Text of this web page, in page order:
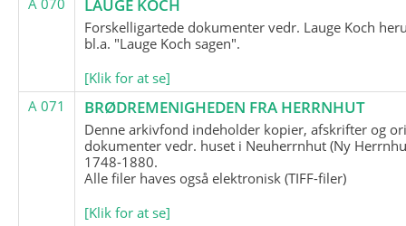
LAUGE KOCH
Forskelligartede dokumenter vedr. Lauge Koch
bl.a. "Lauge Koch sagen".
[Klik for at se]
A 071
BRØDREMENIGHEDEN FRA HERRNHUT
Denne arkivfond indeholder kopier, afskrifter og
dokumenter vedr. huset i Neuherrnhut (Ny
1748-1880.
Alle filer haves også elektronisk (TIFF-filer)
[Klik for at se]